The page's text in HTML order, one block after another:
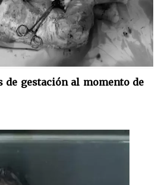
de gestación al momento de